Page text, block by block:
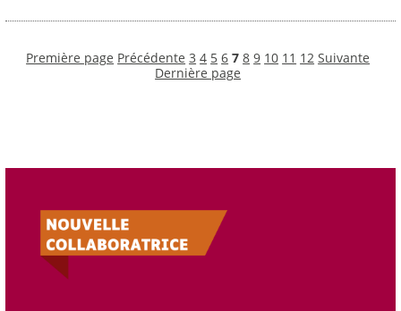
Première page Précédente 3 4 5 6 7 8 9 10 11 12 Suivante
Dernière page